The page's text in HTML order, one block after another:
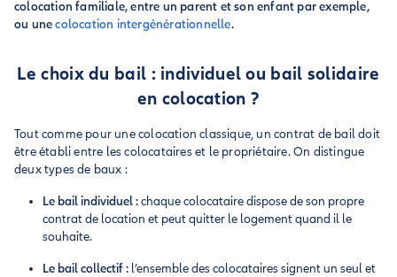
colocation familiale, entre un parent et son enfant par exemple,
ou unecolocation intergénérationnelle.
Le choix du bail : individuel ou bail solidaire
en colocation ?
Tout comme pour une colocation classique, un contrat de bail doit
être établi entre les colocataires et le propriétaire. On distingue
deux types de baux :
Le bail individuel :chaque colocataire dispose de son propre
contrat de location et peut quitter le logement quand il le
souhaite.
Le bail collectif : l’ensemble des colocataires signent un seul et